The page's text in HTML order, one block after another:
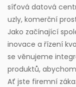
síťová datová
uzly, komerční
Jako začínající
inovace a řízení
se věnujeme
produktů,
Ať jste firemní